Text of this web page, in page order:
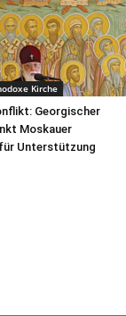
Kirche
Georgischer
Moskauer
Unterstützung